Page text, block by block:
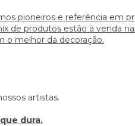
pioneiros e referência em
de produtos estão à venda
o melhor da decoração.
artistas.
dura.